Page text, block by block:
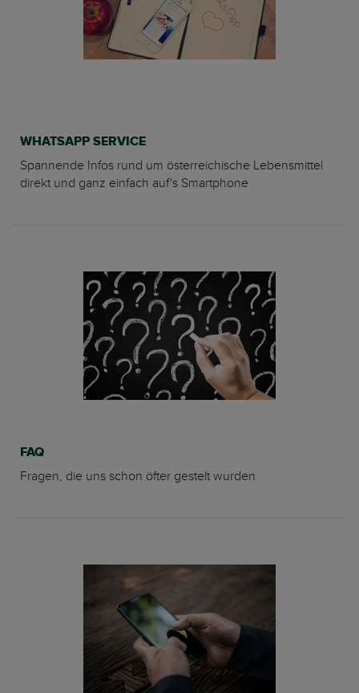
WHATSAPP SERVICE
Spannende Infos rund um österreichische Lebensmittel
direkt und ganz einfach auf's Smartphone
FAQ
Fragen, die uns schon öfter gestelt wurden